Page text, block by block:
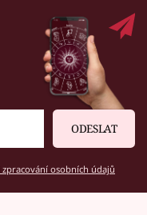
ODESLAT
osobních údajů